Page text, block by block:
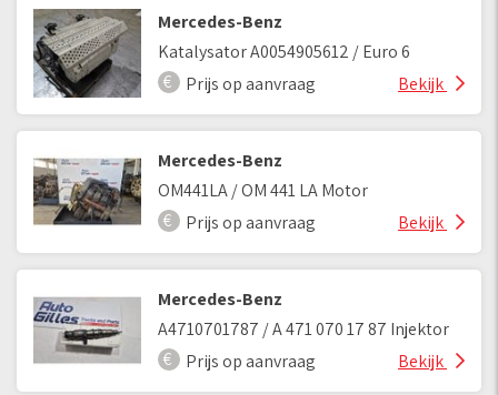
Mercedes-Benz
Katalysator A0054905612 / Euro 6
Prijs op aanvraag
Bekijk
Mercedes-Benz
OM441LA / OM 441 LA Motor
Prijs op aanvraag
Bekijk
Mercedes-Benz
A4710701787 / A 471 070 17 87 Injektor
Prijs op aanvraag
Bekijk